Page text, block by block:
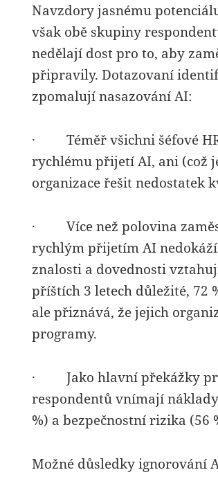
Navzdory jasnému
však obě skupiny
nedělají dost pro to, aby
připravily. Dotazovaní
zpomalují nasazování AI:
· Téměř všichni šéfové HR
rychlému přijetí AI, ani (což
organizace řešit nedostatek
· Více než polovina
rychlým přijetím AI
znalosti a dovednosti
příštích 3 letech důležité, 72
ale přiznává, že jejich
programy.
· Jako hlavní překážky
respondentů vnímají
%) a bezpečnostní rizika (56
Možné důsledky ignorování